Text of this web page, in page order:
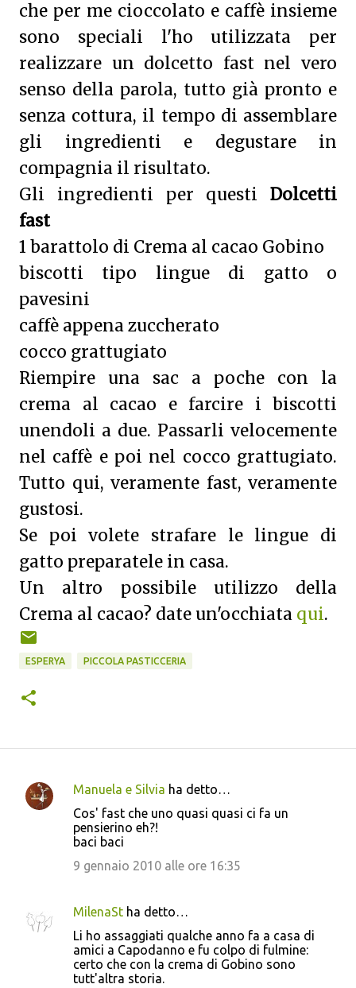
che per me cioccolato e caffè insieme
sono speciali l'ho utilizzata per
realizzare un dolcetto fast nel vero
senso della parola, tutto già pronto e
senza cottura, il tempo di assemblare
gli ingredienti e degustare in
compagnia il risultato.
Gli ingredienti per questi Dolcetti
fast
1 barattolo di Crema al cacao Gobino
biscotti tipo lingue di gatto o
pavesini
caffè appena zuccherato
cocco grattugiato
Riempire una sac a poche con la
crema al cacao e farcire i biscotti
unendoli a due. Passarli velocemente
nel caffè e poi nel cocco grattugiato.
Tutto qui, veramente fast, veramente
gustosi.
Se poi volete strafare le lingue di
gatto preparatele in casa.
Un altro possibile utilizzo della
Crema al cacao? date un'occhiata qui.
ESPERYA PICCOLA PASTICCERIA
C
n
Manuela e Silvia ha detto…
Cos' fast che uno quasi quasi ci fa un
pensierino eh?!
baci baci
9 gennaio 2010 alle ore 16:35
MilenaSt ha detto…
Li ho assaggiati qualche anno fa a casa di
amici a Capodanno e fu colpo di fulmine:
certo che con la crema di Gobino sono
tutt'altra storia.